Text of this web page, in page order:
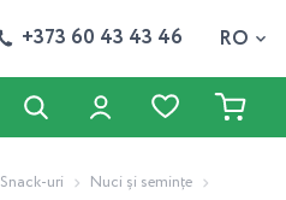
+373 60 43 43 46 RO
Snack-uri
Nuci și semințe